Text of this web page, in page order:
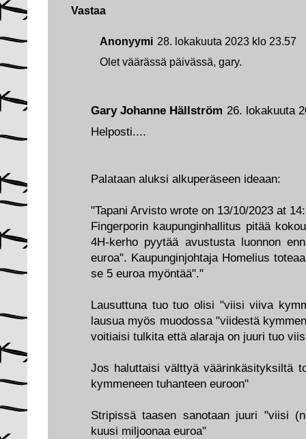
Gary Johanne Hällström 26. lokakuuta
Helposti....
Palataan aluksi alkuperäseen ideaan:
"Tapani Arvisto wrote on 13/10/2023 at
Fingerporin kaupunginhallitus pitää
4H-kerho pyytää avustusta luonnon
euroa". Kaupunginjohtaja Homelius
se 5 euroa myöntää"."
Lausuttuna tuo tuo olisi "viisi viiva
lausua myös muodossa "viidestä
voitiaisi tulkita että alaraja on juuri tuo
Jos haluttaisi välttyä väärinkäsityksiltä
kymmeneen tuhanteen euroon"
Stripissä taasen sanotaan juuri "viisi
kuusi miljoonaa euroa"
Anonyymi 28. lokakuuta 2023 klo 23.57
Olet väärässä päivässä, gary.
Vastaa